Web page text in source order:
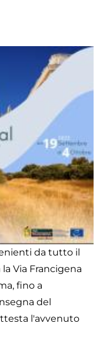
da tutto il
Via Francigena
fino a
del
l'avvenuto